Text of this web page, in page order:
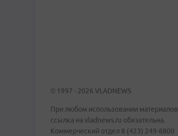
© 1997 - 2026 VLADNEWS
При любом использовании материалов
ссылка на vladnews.ru обязательна.
Коммерческий отдел 8 (423) 249-8800